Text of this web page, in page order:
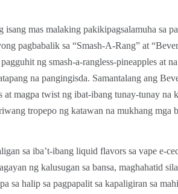
isang mas malaking pakikipagsalamuha sa
pagbabalik sa “Smash-A-Rang” at
ng smash-a-rangless-pineapples at
na pangingisda. Samantalang ang
at magpa twist ng ibat-ibang tunay-tunay na
tropepo ng katawan na mukhang mga
sa iba’t-ibang liquid flavors sa vape e-
ng kalusugan sa bansa, maghahatid
sa halip sa pagpapalit sa kapaligiran sa